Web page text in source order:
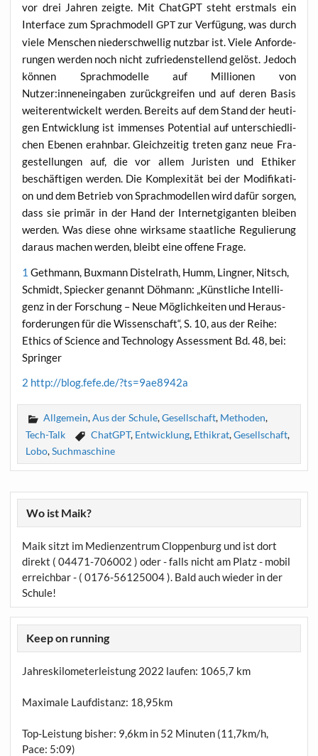
vor drei Jah­ren zeig­te. Mit ChatGPT steht erst­mals ein
Inter­face zum Sprach­mo­dell GPTzur Ver­fü­gung, was durch
vie­le Men­schen nie­der­schwel­lig nutz­bar ist. Vie­le Anfor­de­
run­gen wer­den noch nicht zufrie­den­stel­lend gelöst. Jedoch
kön­nen Sprach­mo­del­le auf Mil­lio­nen von
Nutzer:inneneingaben zurück­grei­fen und auf deren Basis
wei­ter­ent­wi­ckelt wer­den. Bereits auf dem Stand der heu­ti­
gen Ent­wick­lung ist immenses Poten­ti­al auf unter­schied­li­
chen Ebe­nen erahn­bar. Gleich­zei­tig tre­ten ganz neue Fra­
ge­stel­lun­gen auf, die vor allem Juris­ten und Ethi­ker
beschäf­ti­gen wer­den. Die Kom­ple­xi­tät bei der Modi­fi­ka­ti­
on und dem Betrieb von Sprach­mo­del­len wird dafür sor­gen,
dass sie pri­mär in der Hand der Inter­net­gi­gan­ten blei­ben
wer­den. Was die­se ohne wirk­sa­me staat­li­che Regu­lie­rung
dar­aus machen wer­den, bleibt eine offe­ne Frage.
1Geth­mann, Bux­mann Dis­tel­rath, Humm, Ling­ner, Nit­sch,
Schmidt, Spiecker genannt Döh­mann: „Künst­li­che Intel­li­
genz in der For­schung – Neue Mög­lich­kei­ten und Her­aus­
for­de­run­gen für die Wis­sen­schaft“, S. 10, aus der Rei­he:
Ethics of Sci­ence and Tech­no­lo­gy Assess­ment Bd. 48, bei:
Springer
2 http://blog.fefe.de/?ts=9ae8942a
Allgemein,Aus der Schule,Gesellschaft, Methoden,
Tech-Talk
ChatGPT, Entwicklung, Ethikrat,Gesellschaft,
Lobo,Suchmaschine
Wo ist Maik?
Maik sitzt im Medienzentrum Cloppenburg und ist dort
direkt ( 04471-706002 ) oder - falls nicht am Platz - mobil
erreichbar - ( 0176-56125004 ). Bald auch wieder in der
Schule!
Keep on running
Jahreskilometerleistung 2022 laufen: 1065,7 km
Maximale Laufdistanz: 18,95km
Top-Leistung bisher: 9,6km in 52 Minuten (11,7km/h,
Pace: 5:09)